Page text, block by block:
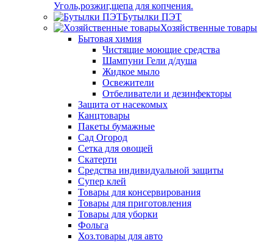
Уголь,розжиг,щепа для копчения.
Бутылки ПЭТ
Хозяйственные товары
Бытовая химия
Чистящие моющие средства
Шампуни Гели д/душа
Жидкое мыло
Освежители
Отбеливатели и дезинфекторы
Защита от насекомых
Канцтовары
Пакеты бумажные
Сад Огород
Сетка для овощей
Скатерти
Средства индивидуальной защиты
Супер клей
Товары для консервирования
Товары для приготовления
Товары для уборки
Фольга
Хоз.товары для авто